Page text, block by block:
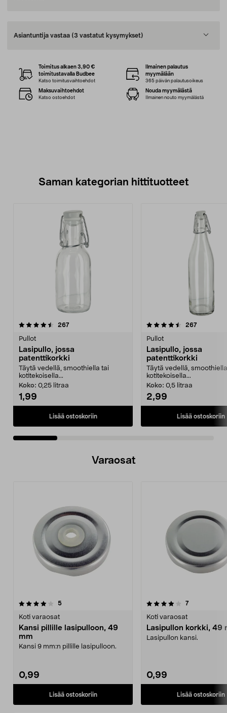
Asiantuntija vastaa (3 vastatut kysymykset)
Toimitus alkaen 3,90 €
toimitustavalla Budbee
Katso toimitusvaihtoehdot
Ilmainen palautus
myymälään
365 päivän palautusoikeus
Maksuvaihtoehdot
Katso ostoehdot
Nouda myymälästä
Ilmainen nouto myymälästä
Saman kategorian hittituotteet
267arvostelut
Pullot
Lasipullo, jossa
patenttikorkki
Täytä vedellä, smoothiella tai
kotitekoisella...
Koko: 0,25 litraa
1,99
Lisää ostoskoriin
4.5 viidestä
267arvostelut
Pullot
Lasipullo, jossa
patenttikorkki
Täytä vedellä,
kotitekoisella...
Koko: 0,5 litraa
2,99
Lisää ostoskoriin
4.0 viidestä
Varaosat
5arvostelut
Koti varaosat
Kansi pillille lasipulloon, 49
mm
Kansi 9 mm:n pillille lasipulloon.
0,99
Lisää ostoskoriin
4.0viidestä
7arvostelut
Koti varaosat
Lasipullon korkki, 49
Lasipullon kansi.
0,99
Lisää ostoskoriin